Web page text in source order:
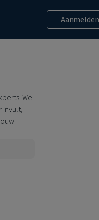
Aanmelden
We
invult,